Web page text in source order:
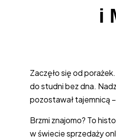
i
Zaczęło się od
do studni bez dna.
pozostawał tajemnicą
Brzmi znajomo? To
w świecie sprzedaży